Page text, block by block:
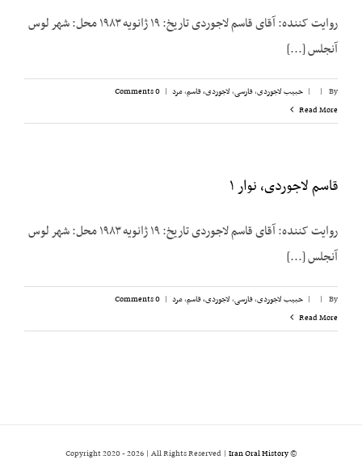
روایت کننده: آقای قاسم لاجوردی تاریخ: ۱۹ ژانویه ۱۹۸۳ محل: شهر لوس
آنجلس [...]
By
|
| حبیب لاجوردی,فارسی,لاجوردی، قاسم,مرد |
0 Comments
Read More
قاسم لاجوردی، نوار ۱
روایت کننده: آقای قاسم لاجوردی تاریخ: ۱۹ ژانویه ۱۹۸۳ محل: شهر لوس
آنجلس [...]
By
|
| حبیب لاجوردی,فارسی,لاجوردی، قاسم,مرد |
0 Comments
Read More
© Copyright 2020 -
2026 | All Rights Reserved | Iran Oral History